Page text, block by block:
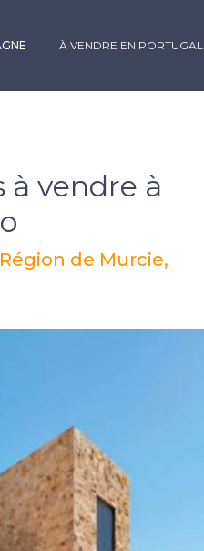
À VENDRE EN PORTUGAL
à vendre à
de Murcie,